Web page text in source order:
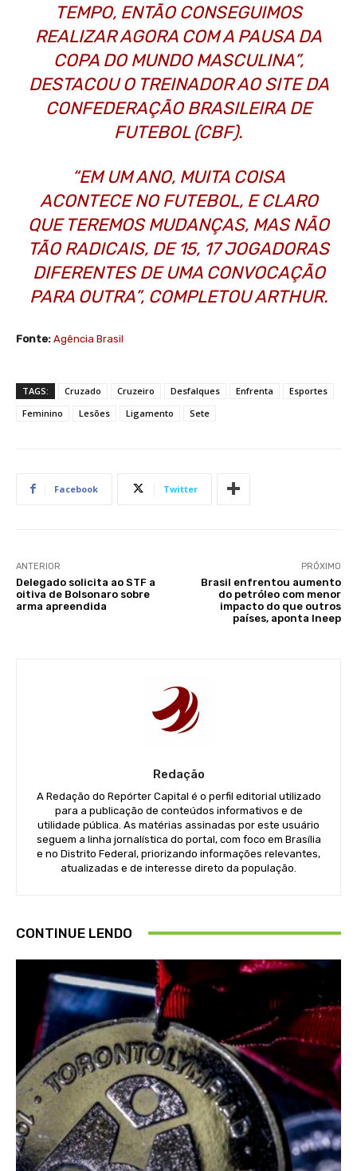
TEMPO, ENTÃO CONSEGUIMOS
REALIZAR AGORA COM A PAUSA DA
COPA DO MUNDO MASCULINA”,
DESTACOU O TREINADOR AO SITE DA
CONFEDERAÇÃO BRASILEIRA DE
FUTEBOL (CBF).
“EM UM ANO, MUITA COISA
ACONTECE NO FUTEBOL, E CLARO
QUE TEREMOS MUDANÇAS, MAS NÃO
TÃO RADICAIS, DE 15, 17 JOGADORAS
DIFERENTES DE UMA CONVOCAÇÃO
PARA OUTRA”, COMPLETOU ARTHUR.
Fonte: Agência Brasil
TAGS: Cruzado Cruzeiro Desfalques Enfrenta
Esportes
Feminino
Lesões Ligamento Sete
Facebook Twitter
ANTERIOR
Delegado solicita ao STF a
oitiva de Bolsonaro sobre
arma apreendida
PRÓXIMO
Brasil enfrentou aumento
do petróleo com menor
impacto do que outros
países, aponta Ineep
Redação
A Redação do Repórter Capital é o perfil editorial utilizado
para a publicação de conteúdos informativos e de
utilidade pública. As matérias assinadas por este usuário
seguem a linha jornalística do portal, com foco em Brasília
e no Distrito Federal, priorizando informações relevantes,
atualizadas e de interesse direto da população.
CONTINUE LENDO